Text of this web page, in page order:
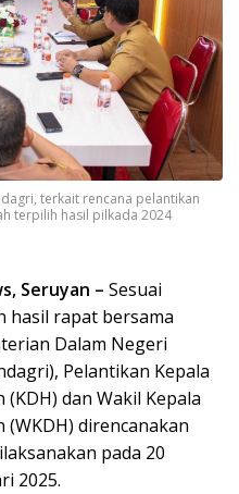
terkait rencana pelantikan
terpilih hasil pilkada 2024
Seruyan – Sesuai
hasil rapat bersama
Dalam Negeri
Pelantikan Kepala
(KDH) dan Wakil Kepala
(WKDH) direncanakan
pada 20
2025.